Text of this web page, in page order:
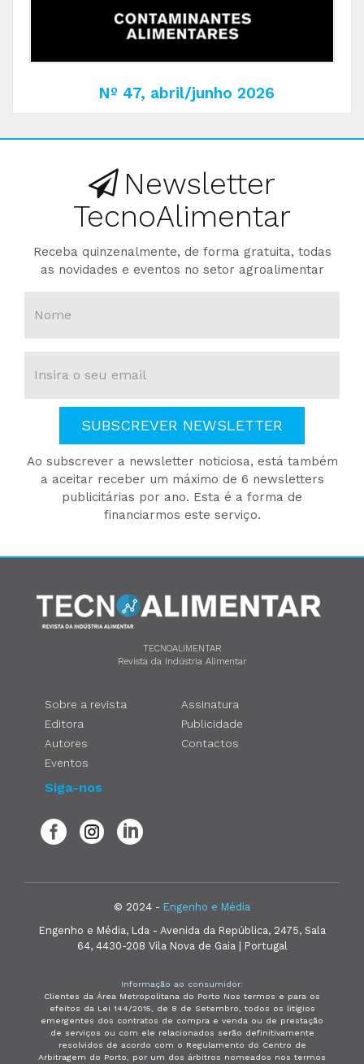
Nº 47, abril/junho 2026
Newsletter
TecnoAlimentar
Receba quinzenalmente, de forma gratuita, todas
as novidades e eventos no setor agroalimentar
SUBSCREVER NEWSLETTER
Ao subscrever a newsletter noticiosa, está também
a aceitar receber um máximo de 6 newsletters
publicitárias por ano. Esta é a forma de
financiarmos este serviço.
TECNOALIMENTAR
Revista da Indústria Alimentar
Sobre a revista
Editora
Autores
Eventos
Assinatura
Publicidade
Contactos
Siga-nos
© 2024 - Engenho e Média
Engenho e Média, Lda - Avenida da República, 2475, Sala
64, 4430-208 Vila Nova de Gaia | Portugal
Informação ao consumidor:
Clientes da Área Metropolitana do Porto Nos termos e para os
efeitos da Lei 144/2015, de 8 de Setembro, todos os litígios
emergentes dos contratos de compra e venda ou de prestação
de serviços ou com ele relacionados serão definitivamente
resolvidos de acordo com o Regulamento do Centro de
Arbitragem do Porto, por um dos árbitros nomeados nos termos